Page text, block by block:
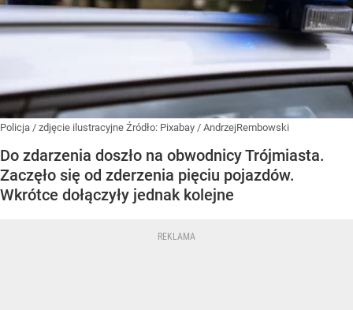
Policja / zdjęcie ilustracyjne Źródło: Pixabay / AndrzejRembowski
Do zdarzenia doszło na obwodnicy Trójmiasta.
Zaczęło się od zderzenia pięciu pojazdów.
Wkrótce dołączyły jednak kolejne